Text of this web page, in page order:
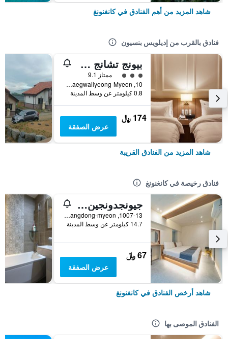
شاهد المزيد من أهم الفنادق في كانغنونغ
فنادق بالقرب من إديلويس بنسيون
بيونج تشانج هوتل ذا مارو
تقييم فئة 3ممتاز 9.1
10, Songcheon 3-Gil, Daegwallyeong-Myeon, كانغنونغ, كوريا الجنوبية
0.8 كيلومتر عن وسط المدينة
174 ﷼
عرض الصفقة
شاهد المزيد من الفنادق القريبة
فنادق رخيصة في كانغنونغ
جيونجدونجين موتل
1007-13, Heonhwa-ro, Gangdong-myeon, كانغنونغ, كوريا الجنوبية
14.7 كيلومتر عن وسط المدينة
67 ﷼
عرض الصفقة
شاهد أرخص الفنادق في كانغنونغ
الفنادق الموصى بها